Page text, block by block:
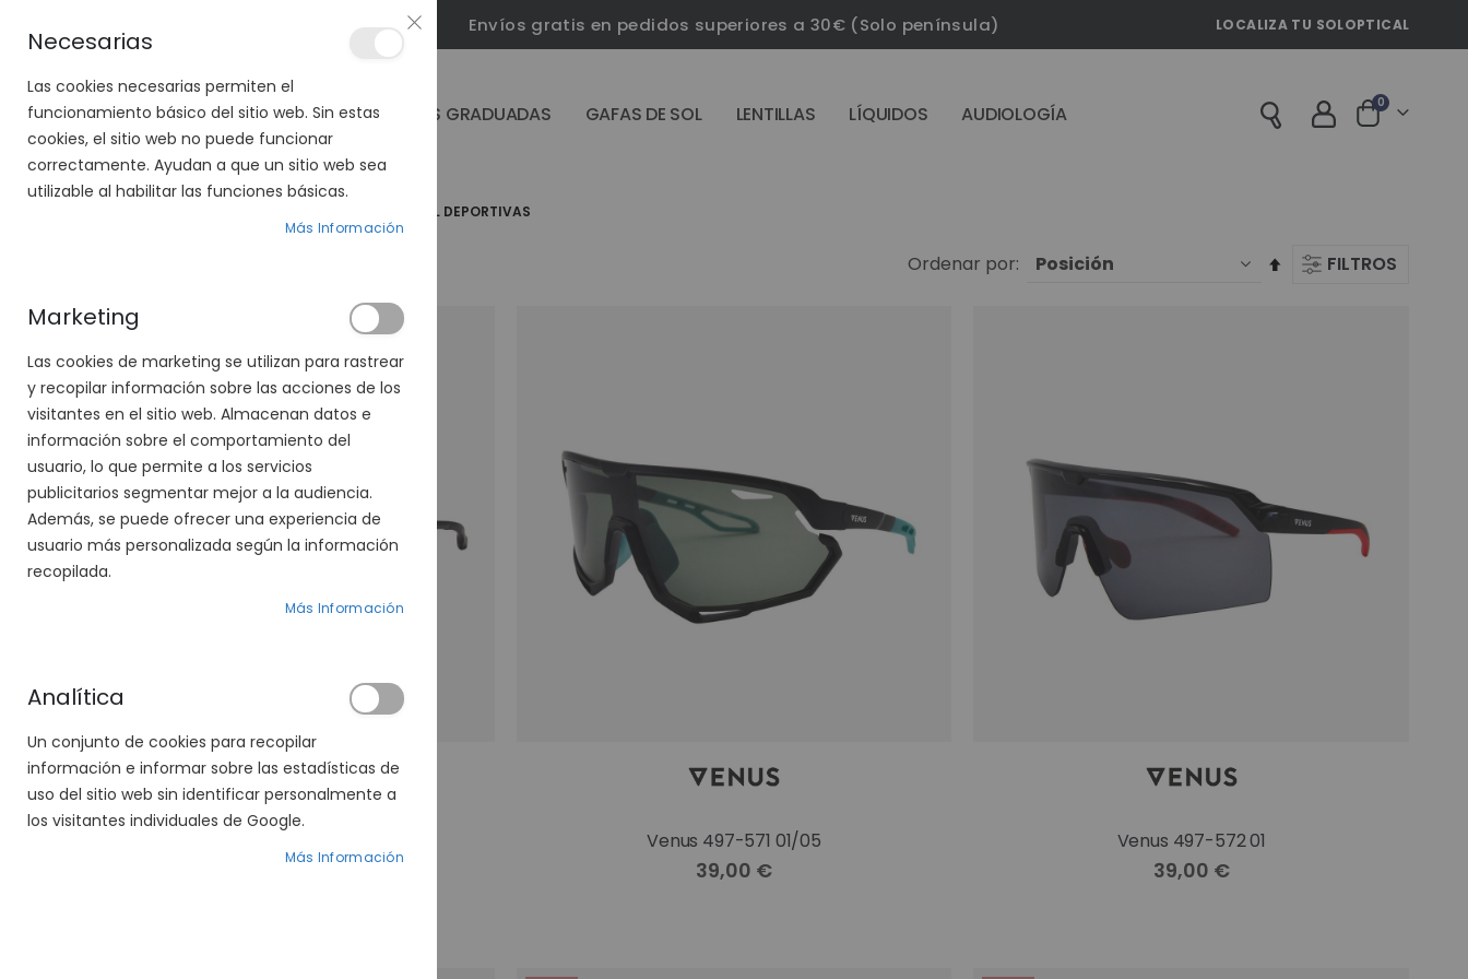
Envíos gratis en pedidos superiores a 30€ (Solo península) LOCALIZA TU SOLOPTICAL
GAFAS GRADUADAS GAFAS DE SOL LENTILLAS LÍQUIDOS AUDIOLOGÍA Cart
0artículos
GAFAS DE SOL DEPORTIVAS
FILTROS
Ordenar por
Fijar
-50%
AVIA 5299-05 01
Precio
especial
34,50 €
Venus 497-571 01/05
39,00 €
Venus 497-572 01
39,00 €
Necesarias
Las cookies necesarias permiten el
funcionamiento básico del sitio web. Sin estas
cookies, el sitio web no puede funcionar
correctamente. Ayudan a que un sitio web sea
utilizable al habilitar las funciones básicas.
Más Información
Marketing
Las cookies de marketing se utilizan para rastrear
y recopilar información sobre las acciones de los
visitantes en el sitio web. Almacenan datos e
información sobre el comportamiento del
usuario, lo que permite a los servicios
publicitarios segmentar mejor a la audiencia.
Además, se puede ofrecer una experiencia de
usuario más personalizada según la información
recopilada.
Más Información
Analítica
Un conjunto de cookies para recopilar
información e informar sobre las estadísticas de
uso del sitio web sin identificar personalmente a
los visitantes individuales de Google.
Más Información